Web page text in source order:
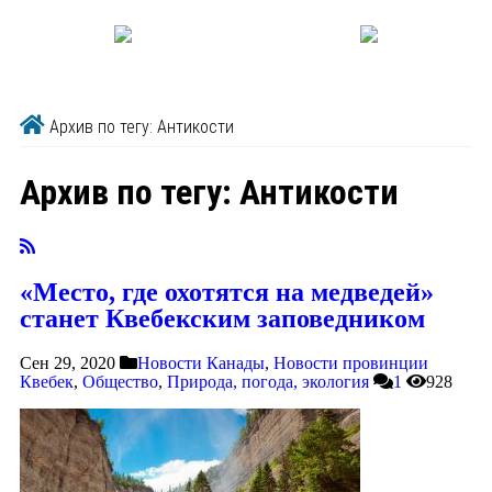
Архив по тегу: Антикости
Архив по тегу: Антикости
«Место, где охотятся на медведей»
станет Квебекским заповедником
Сен 29, 2020 Новости Канады, Новости провинции
Квебек, Общество, Природа, погода, экология 1 928